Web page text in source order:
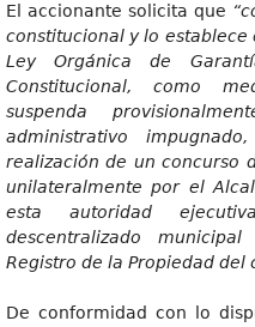
El accionante solicita que
constitucional y lo
Ley Orgánica de
Constitucional, como
suspenda
administrativo
realización de un concurso
unilateralmente por el
esta autoridad
descentralizado
Registro de la Propiedad del
De conformidad con lo